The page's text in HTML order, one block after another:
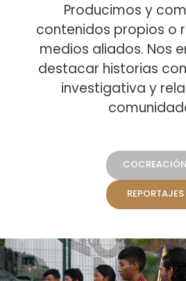
Producimos y
contenidos propios o
medios aliados. Nos
destacar historias
investigativa y
COCREACIÓN
REPORTAJES